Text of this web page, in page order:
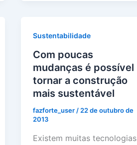
Sustentabilidade
Com poucas
mudanças é possível
tornar a construção
mais sustentável
fazforte_user / 22 de outubro de
2013
Existem muitas tecnologias